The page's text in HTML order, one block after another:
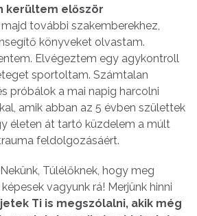
kerültem először
majd további szakemberekhez,
könyveket olvastam.
Elvégeztem egy agykontroll
sportoltam. Számtalan
próbálok a mai napig harcolni
amik abban az 5 évben születtek
életen át tartó küzdelem a múlt
feldolgozásáért.
Túlélőknek, hogy meg
vagyunk rá! Merjünk hinni
Ti is megszólalni, akik még